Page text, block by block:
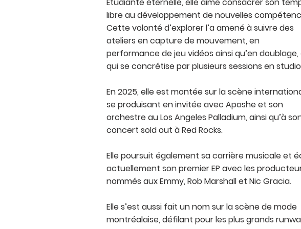
libre au développement de nouvelles
Cette volonté d’explorer l’a amené à suivre des
ateliers en capture de mouvement, en
performance de jeu vidéos ainsi qu’en
qui se concrétise par plusieurs sessions en
En 2025, elle est montée sur la scène
se produisant en invitée avec Apashe et son
orchestre au Los Angeles Palladium, ainsi qu’à
concert sold out à Red Rocks.
Elle poursuit également sa carrière musicale et
actuellement son premier EP avec les
nommés aux Emmy, Rob Marshall et Nic Gracia.
Elle s’est aussi fait un nom sur la scène de mode
montréalaise, défilant pour les plus grands